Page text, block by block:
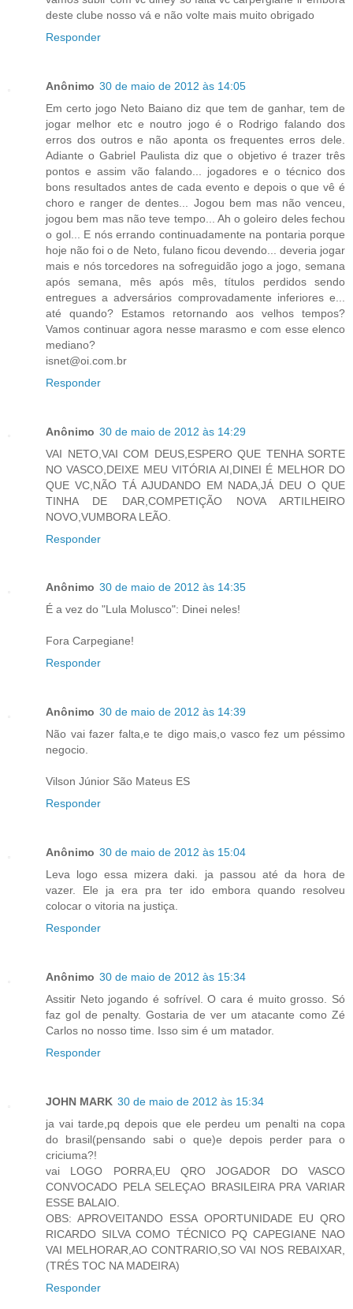
deste clube nosso vá e não volte mais muito obrigado
Responder
Anônimo 30 de maio de 2012 às 14:05
Em certo jogo Neto Baiano diz que tem de ganhar, tem de
jogar melhor etc e noutro jogo é o Rodrigo falando dos
erros dos outros e não aponta os frequentes erros dele.
Adiante o Gabriel Paulista diz que o objetivo é trazer três
pontos e assim vão falando... jogadores e o técnico dos
bons resultados antes de cada evento e depois o que vê é
choro e ranger de dentes... Jogou bem mas não venceu,
jogou bem mas não teve tempo... Ah o goleiro deles fechou
o gol... E nós errando continuadamente na pontaria porque
hoje não foi o de Neto, fulano ficou devendo... deveria jogar
mais e nós torcedores na sofreguidão jogo a jogo, semana
após semana, mês após mês, títulos perdidos sendo
entregues a adversários comprovadamente inferiores e...
até quando? Estamos retornando aos velhos tempos?
Vamos continuar agora nesse marasmo e com esse elenco
mediano?
isnet@oi.com.br
Responder
Anônimo 30 de maio de 2012 às 14:29
VAI NETO,VAI COM DEUS,ESPERO QUE TENHA SORTE
NO VASCO,DEIXE MEU VITÓRIA AI,DINEI É MELHOR DO
QUE VC,NÃO TÁ AJUDANDO EM NADA,JÁ DEU O QUE
TINHA DE DAR,COMPETIÇÃO NOVA ARTILHEIRO
NOVO,VUMBORA LEÃO.
Responder
Anônimo 30 de maio de 2012 às 14:35
É a vez do "Lula Molusco": Dinei neles!
Fora Carpegiane!
Responder
Anônimo 30 de maio de 2012 às 14:39
Não vai fazer falta,e te digo mais,o vasco fez um péssimo
negocio.
Vilson Júnior São Mateus ES
Responder
Anônimo 30 de maio de 2012 às 15:04
Leva logo essa mizera daki. ja passou até da hora de
vazer. Ele ja era pra ter ido embora quando resolveu
colocar o vitoria na justiça.
Responder
Anônimo 30 de maio de 2012 às 15:34
Assitir Neto jogando é sofrível. O cara é muito grosso. Só
faz gol de penalty. Gostaria de ver um atacante como Zé
Carlos no nosso time. Isso sim é um matador.
Responder
JOHN MARK 30 de maio de 2012 às 15:34
ja vai tarde,pq depois que ele perdeu um penalti na copa
do brasil(pensando sabi o que)e depois perder para o
criciuma?!
vai LOGO PORRA,EU QRO JOGADOR DO VASCO
CONVOCADO PELA SELEÇAO BRASILEIRA PRA VARIAR
ESSE BALAIO.
OBS: APROVEITANDO ESSA OPORTUNIDADE EU QRO
RICARDO SILVA COMO TÉCNICO PQ CAPEGIANE NAO
VAI MELHORAR,AO CONTRARIO,SO VAI NOS REBAIXAR,
(TRÉS TOC NA MADEIRA)
Responder